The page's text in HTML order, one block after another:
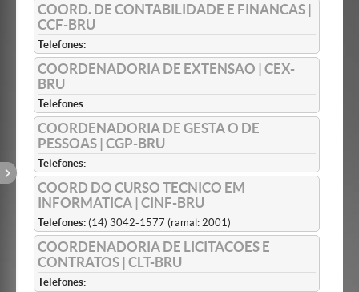
COORD. DE CONTABILIDADE E FINANCAS |
CCF-BRU
Telefones:
COORDENADORIA DE EXTENSAO | CEX-
BRU
Telefones:
COORDENADORIA DE GESTA O DE
PESSOAS | CGP-BRU
Telefones:
COORD DO CURSO TECNICO EM
INFORMATICA | CINF-BRU
Telefones: (14) 3042-1577 (ramal: 2001)
COORDENADORIA DE LICITACOES E
CONTRATOS | CLT-BRU
Telefones: